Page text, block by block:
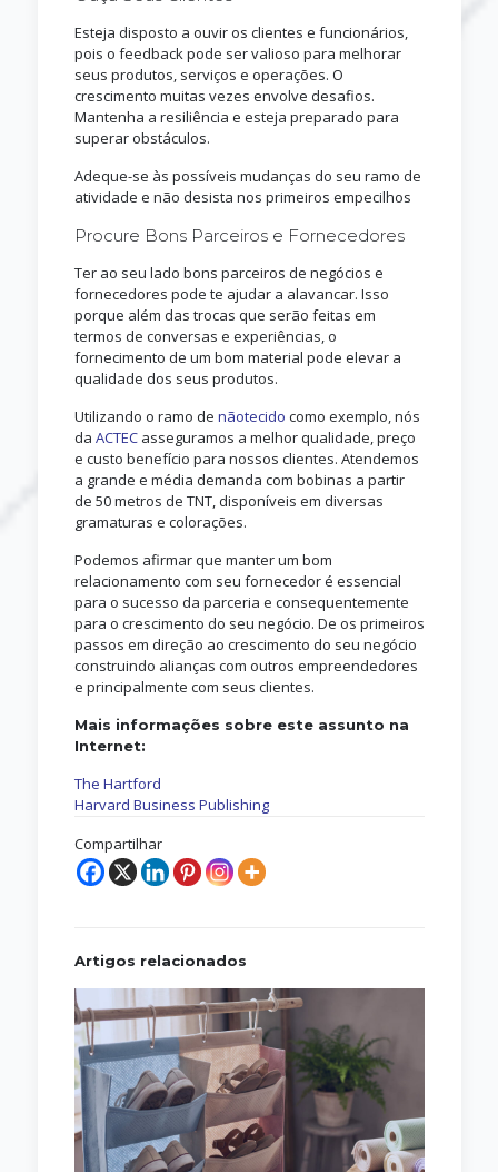
Esteja disposto a ouvir os clientes e funcionários,
pois o feedback pode ser valioso para melhorar
seus produtos, serviços e operações. O
crescimento muitas vezes envolve desafios.
Mantenha a resiliência e esteja preparado para
superar obstáculos.
Adeque-se às possíveis mudanças do seu ramo de
atividade e não desista nos primeiros empecilhos
Procure Bons Parceiros e Fornecedores
Ter ao seu lado bons parceiros de negócios e
fornecedores pode te ajudar a alavancar. Isso
porque além das trocas que serão feitas em
termos de conversas e experiências, o
fornecimento de um bom material pode elevar a
qualidade dos seus produtos.
Utilizando o ramo de nãotecido como exemplo, nós
da ACTECasseguramos a melhor qualidade, preço
e custo benefício para nossos clientes. Atendemos
a grande e média demanda com bobinas a partir
de 50 metros de TNT, disponíveis em diversas
gramaturas e colorações.
Podemos afirmar que manter um bom
relacionamento com seu fornecedor é essencial
para o sucesso da parceria e consequentemente
para o crescimento do seu negócio. De os primeiros
passos em direção ao crescimento do seu negócio
construindo alianças com outros empreendedores
e principalmente com seus clientes.
Mais informações sobre este assunto na
Internet:
The Hartford
Harvard Business Publishing
Compartilhar
Artigos relacionados